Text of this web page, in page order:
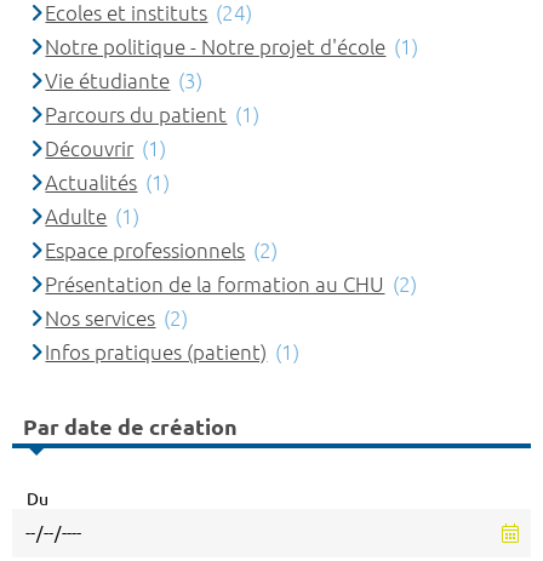
Ecoles et instituts (24)
Notre politique - Notre projet d'école (1)
Vie étudiante (3)
Parcours du patient (1)
Découvrir (1)
Actualités (1)
Adulte (1)
Espace professionnels (2)
Présentation de la formation au CHU (2)
Nos services (2)
Infos pratiques (patient) (1)
Par date de création
Du